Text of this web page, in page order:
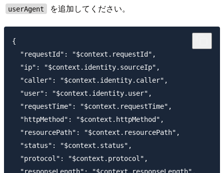
userAgent を追加してください。
{
  "requestId": "$context.requestId",
  "ip": "$context.identity.sourceIp",
  "caller": "$context.identity.caller",
  "user": "$context.identity.user",
  "requestTime": "$context.requestTime",
  "httpMethod": "$context.httpMethod",
  "resourcePath": "$context.resourcePath",
  "status": "$context.status",
  "protocol": "$context.protocol",